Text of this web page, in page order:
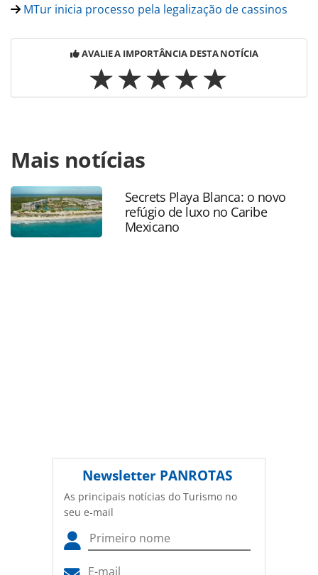
MTur inicia processo pela legalização de cassinos
AVALIE A IMPORTÂNCIA DESTA NOTÍCIA
https://www.panrotas.com.br/noticia-
turismo/politica/2016/06/criado-em-2003-mtur-ja-teve-8-
ministros-confira_126676.html ou as ferramentas
oferecidas na página. Todo o conteúdo produzido pela
PANROTAS Editora é protegido pela legislação brasileira
sobre direito autoral. Não reproduza o conteúdo sem
Mais notícias
Secrets Playa Blanca: o novo
refúgio de luxo no Caribe
Mexicano
Newsletter PANROTAS
As principais notícias do Turismo no
seu e-mail